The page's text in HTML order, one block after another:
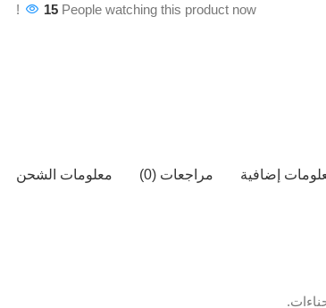
15 People watching this product now!
إضافية مراجعات (0) معلومات الشحن